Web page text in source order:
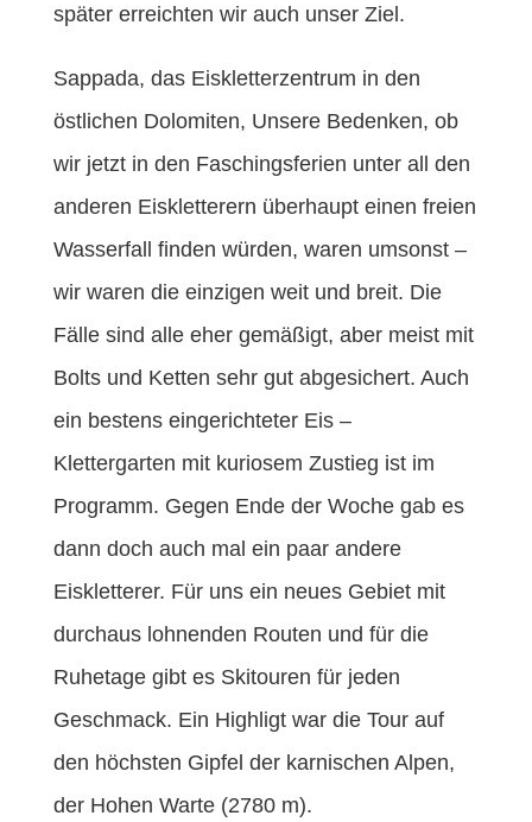
später erreichten wir auch unser Ziel.
Sappada, das Eiskletterzentrum in den
östlichen Dolomiten, Unsere Bedenken, ob
wir jetzt in den Faschingsferien unter all den
anderen Eiskletterern überhaupt einen freien
Wasserfall finden würden, waren umsonst –
wir waren die einzigen weit und breit. Die
Fälle sind alle eher gemäßigt, aber meist mit
Bolts und Ketten sehr gut abgesichert. Auch
ein bestens eingerichteter Eis –
Klettergarten mit kuriosem Zustieg ist im
Programm. Gegen Ende der Woche gab es
dann doch auch mal ein paar andere
Eiskletterer. Für uns ein neues Gebiet mit
durchaus lohnenden Routen und für die
Ruhetage gibt es Skitouren für jeden
Geschmack. Ein Highligt war die Tour auf
den höchsten Gipfel der karnischen Alpen,
der Hohen Warte (2780 m).